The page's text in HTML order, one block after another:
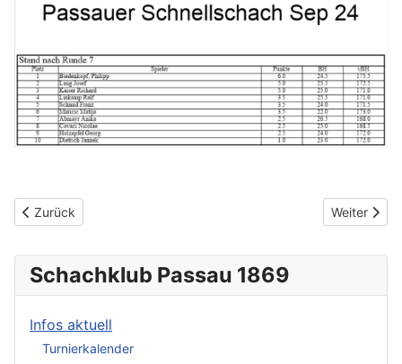
Vorheriger Beitrag: 8. Blitzschachrunde 25.09.2024
Zurück Nächster
Weiter
Schachklub Passau 1869
Infos aktuell
Turnierkalender